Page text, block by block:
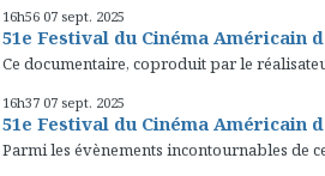
16h56 07 sept. 2025
51e Festival du Cinéma Américain
Ce documentaire, coproduit par le
16h37 07 sept. 2025
51e Festival du Cinéma Américain
Parmi les évènements incontournables de